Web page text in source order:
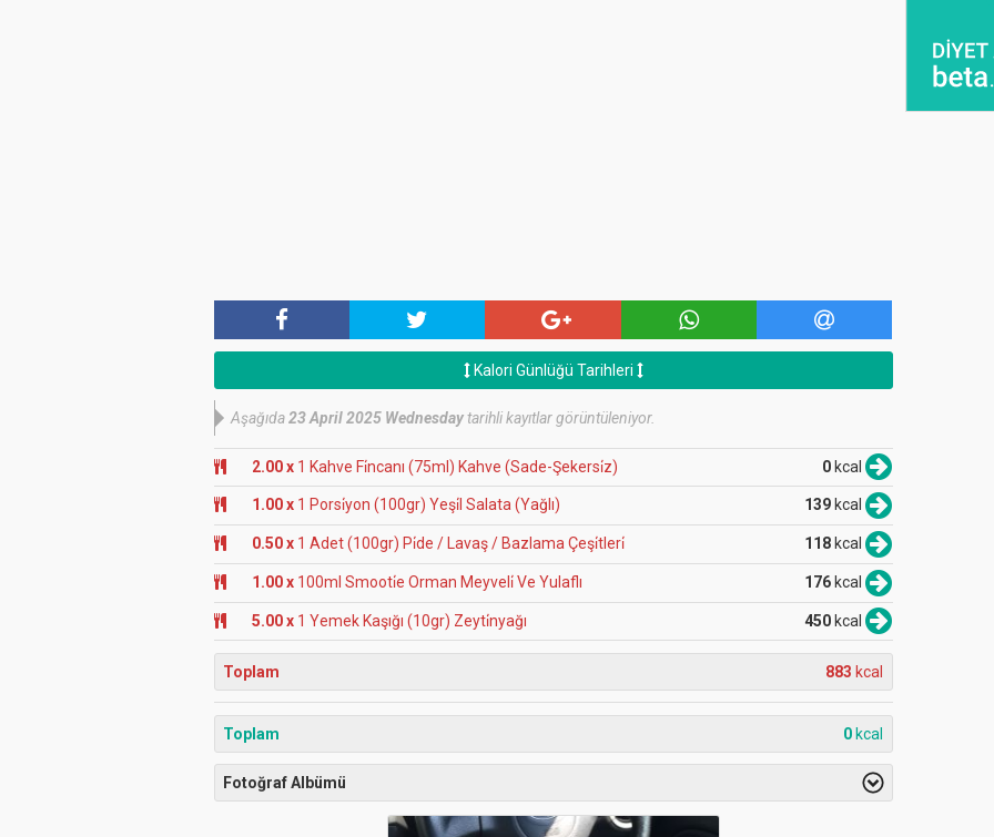
Kalori Günlüğü Tarihleri
Aşağıda23 April 2025 Wednesdaytarihli kayıtlar görüntüleniyor.
2.00 x 1 Kahve Fi̇ncanı (75ml) Kahve (Sade-Şekersi̇z) 0kcal
1.00 x 1 Porsi̇yon (100gr) Yeşi̇l Salata (Yağlı) 139 kcal
0.50 x 1 Adet (100gr) Pi̇de / Lavaş / Bazlama Çeşi̇tleri̇ 118 kcal
1.00 x 100ml Smooti̇e Orman Meyveli̇ Ve Yulaflı 176 kcal
5.00 x 1 Yemek Kaşığı (10gr) Zeyti̇nyağı 450 kcal
Toplam 883 kcal
Toplam 0 kcal
Fotoğraf Albümü